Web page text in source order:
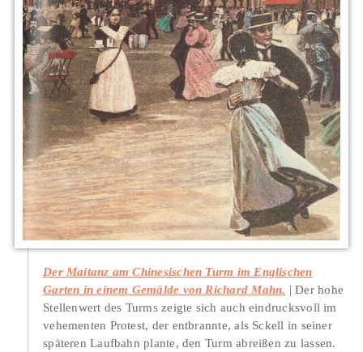
Der Maitanz am Chinesischen Turm im Englischen
Garten in einem Gemälde von Richard Mahn.
Der hohe
Stellenwert des Turms zeigte sich auch eindrucksvoll im
vehementen Protest, der entbrannte, als Sckell in seiner
späteren Laufbahn plante, den Turm abreißen zu lassen.